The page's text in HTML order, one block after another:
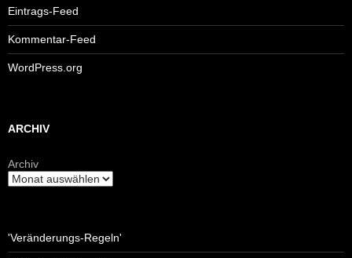
Eintrags-Feed
Kommentar-Feed
WordPress.org
ARCHIV
Archiv
'Veränderungs-Regeln'